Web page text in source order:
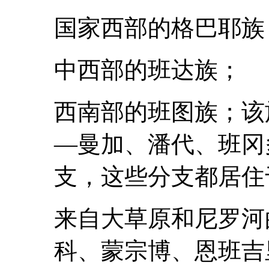
国家西部的格巴耶
中西部的班达族；
西南部的班图族；
—曼加、潘代、班冈
支，这些分支都居
来自大草原和尼罗
科、蒙宗博、恩班